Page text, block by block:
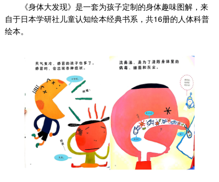
《身体大发现》是一套为孩子定制的身体趣味图解，来
自于日本学研社儿童认知绘本经典书系，共16册的人体科普
绘本。